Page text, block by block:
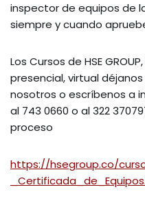
inspector de equipos de la
siempre y cuando
Los Cursos de HSE
presencial, virtual
nosotros o escríbenos a
al 743 0660 o al 322
proceso
https://hsegroup.co/